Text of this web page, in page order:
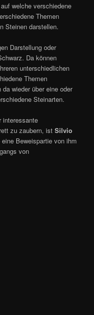
welche verschiedene
Themen
Steinen darstellen.
Darstellung oder
Da können
unterschiedlichen
Themen
wieder über eine oder
Steinarten.
interessante
zu zaubern, istSilvio
Beweispartie von ihm
von